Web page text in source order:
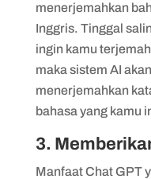
menerjemahkan
Inggris. Tinggal
ingin kamu
maka sistem AI
menerjemahkan
bahasa yang kamu
3.
Manfaat Chat GPT